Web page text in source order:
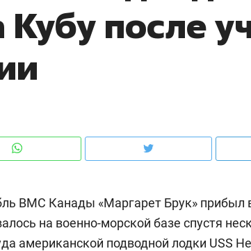
после
ВМС Канады «Маргарет Брук» прибыл
на военно-морской базе спустя
американской подводной лодки USS
знать аксакалов и
клиентах и чудных запросах